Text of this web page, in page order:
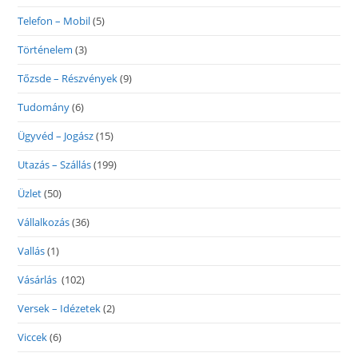
Telefon – Mobil(5)
Történelem (3)
Tőzsde – Részvények(9)
Tudomány(6)
Ügyvéd – Jogász(15)
Utazás – Szállás(199)
Üzlet(50)
Vállalkozás(36)
Vallás(1)
Vásárlás (102)
Versek – Idézetek(2)
Viccek(6)